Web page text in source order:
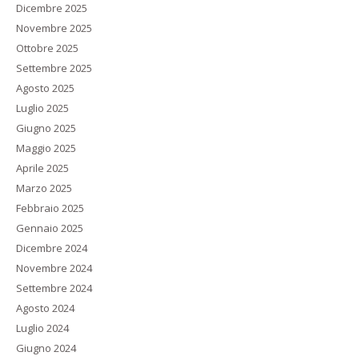
Dicembre 2025
Novembre 2025
Ottobre 2025
Settembre 2025
Agosto 2025
Luglio 2025
Giugno 2025
Maggio 2025
Aprile 2025
Marzo 2025
Febbraio 2025
Gennaio 2025
Dicembre 2024
Novembre 2024
Settembre 2024
Agosto 2024
Luglio 2024
Giugno 2024